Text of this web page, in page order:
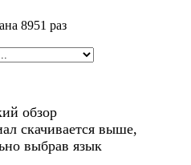
8951 раз
обзор
скачивается выше,
выбрав язык